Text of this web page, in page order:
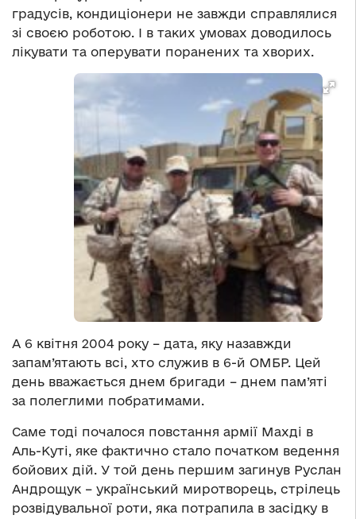
градусів, кондиціонери не завжди справлялися
зі своєю роботою. І в таких умовах доводилось
лікувати та оперувати поранених та хворих.
А 6 квітня 2004 року – дата, яку назавжди
запам’ятають всі, хто служив в 6-й ОМБР. Цей
день вважається днем бригади – днем пам’яті
за полеглими побратимами.
Саме тоді почалося повстання армії Махді в
Аль-Куті, яке фактично стало початком ведення
бойових дій. У той день першим загинув Руслан
Андрощук – український миротворець, стрілець
розвідувальної роти, яка потрапила в засідку в